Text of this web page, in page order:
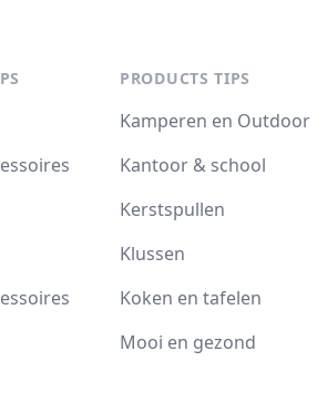
PRODUCTS TIPS
Kamperen en Outdoor
Kantoor & school
Kerstspullen
Klussen
Koken en tafelen
Mooi en gezond